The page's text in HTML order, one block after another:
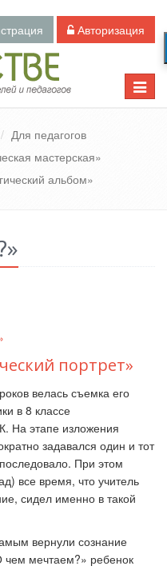
Авторизация
Toggle
Для педагогов
мастерская»
альбом»
портрет»
велась съемка его
в 8 классе
На этапе изложения
задавался один и тот
При этом
все время, что учитель
сидел именно в такой
вернули сознание
чем мечтаем?» ребенок